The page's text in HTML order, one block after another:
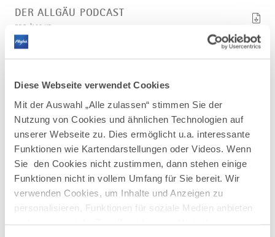
Diese Webseite verwendet Cookies
Mit der Auswahl „Alle zulassen“ stimmen Sie der
Nutzung von Cookies und ähnlichen Technologien auf
unserer Webseite zu. Dies ermöglicht u.a. interessante
Funktionen wie Kartendarstellungen oder Videos. Wenn
Sie den Cookies nicht zustimmen, dann stehen einige
Funktionen nicht in vollem Umfang für Sie bereit. Wir
verwenden Cookies, um Inhalte und Anzeigen zu
personalisieren, Funktionen für soziale Medien anbieten
DER ALLGÄU PODCAST
PDF 122 KB
Der
herunterladen
Der Podcast Bus
Podcast
herunterladen
©
Erika Dürr
©Dominik Berchtold
JPG 488.7 KB
Bild
Dürr
herunterladen
©
Erika Dürr und ihr Podcast-Bus
Bild
Erika